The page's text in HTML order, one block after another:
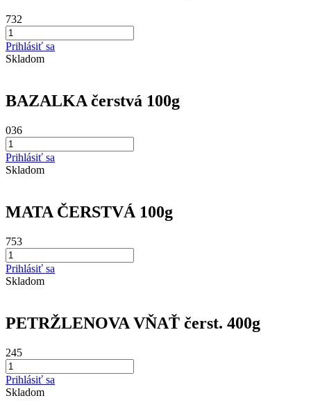
732
Prihlásiť sa
Skladom
BAZALKA čerstvá 100g
036
Prihlásiť sa
Skladom
MATA ČERSTVÁ 100g
753
Prihlásiť sa
Skladom
PETRŽLENOVA VŇAŤ čerst. 400g
245
Prihlásiť sa
Skladom